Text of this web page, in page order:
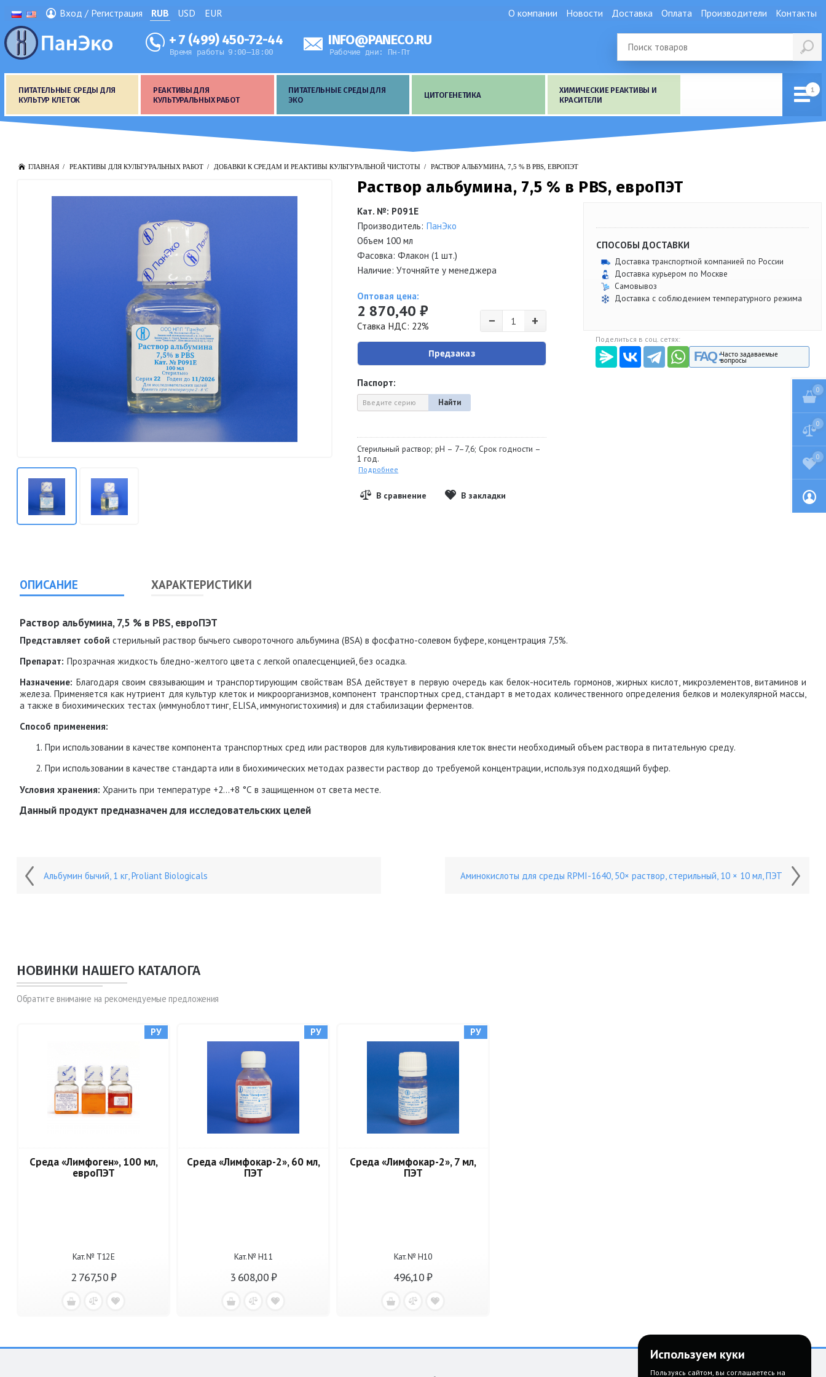
Используем куки
Пользуясь сайтом, вы соглашаетесь на
Вход / Регистрация RUB USD EUR О компании Новости Доставка Оплата Производители Контакты
+ 7 (499) 450-72-44
Время работы 9:00–18:00
INFO@PANECO.RU
Рабочие дни: Пн-Пт
ПИТАТЕЛЬНЫЕ СРЕДЫ ДЛЯ
КУЛЬТУР КЛЕТОК
РЕАКТИВЫ ДЛЯ
КУЛЬТУРАЛЬНЫХ РАБОТ
ПИТАТЕЛЬНЫЕ СРЕДЫ ДЛЯ
ЭКО
ЦИТОГЕНЕТИКА
ХИМИЧЕСКИЕ РЕАКТИВЫ И
КРАСИТЕЛИ
ГЛАВНАЯ РЕАКТИВЫ ДЛЯ КУЛЬТУРАЛЬНЫХ РАБОТ ДОБАВКИ К СРЕДАМ И РЕАКТИВЫ КУЛЬТУРАЛЬНОЙ ЧИСТОТЫ РАСТВОР АЛЬБУМИНА, 7,5 % В PBS, ЕВРОПЭТ
Раствор альбумина, 7,5 % в PBS, евроПЭТ
Кат. №: Р091Е
Производитель: ПанЭко
Объем 100 мл
Фасовка: Флакон (1 шт.)
Наличие: Уточняйте у менеджера
Оптовая цена:
2 870,40 ₽
Ставка НДС: 22% − +
Предзаказ
Паспорт:
Найти
Стерильный раствор; pH – 7–7,6; Срок годности –
1 год.
Подробнее
СПОСОБЫ ДОСТАВКИ
Доставка транспортной компанией по России
Доставка курьером по Москве
Самовывоз
Доставка с соблюдением температурного режима
Поделиться в соц. сетях:
FAQ :Часто задаваемые
вопросы
ОПИСАНИЕ ХАРАКТЕРИСТИКИ
Раствор альбумина, 7,5 % в PBS, евроПЭТ
Представляет собой стерильный раствор бычьего сывороточного альбумина (BSA) в фосфатно-солевом буфере, концентрация 7,5%.
Препарат: Прозрачная жидкость бледно-желтого цвета с легкой опалесценцией, без осадка.
Назначение: Благодаря своим связывающим и транспортирующим свойствам BSA действует в первую очередь как белок-носитель гормонов, жирных кислот, микроэлементов, витаминов и
железа. Применяется как нутриент для культур клеток и микроорганизмов, компонент транспортных сред, стандарт в методах количественного определения белков и молекулярной массы,
а также в биохимических тестах (иммуноблоттинг, ELISA, иммуногистохимия) и для стабилизации ферментов.
Способ применения:
При использовании в качестве компонента транспортных сред или растворов для культивирования клеток внести необходимый объем раствора в питательную среду.
При использовании в качестве стандарта или в биохимических методах развести раствор до требуемой концентрации, используя подходящий буфер.
Условия хранения: Хранить при температуре +2...+8 °С в защищенном от света месте.
Данный продукт предназначен для исследовательских целей
Альбумин бычий, 1 кг, Proliant Biologicals Аминокислоты для среды RPMI-1640, 50× раствор, стерильный, 10 × 10 мл, ПЭТ
НОВИНКИ НАШЕГО КАТАЛОГА
Обратите внимание на рекомендуемые предложения
РУ
Среда «Лимфоген», 100 мл,
евроПЭТ
Кат. № Т12Е
2 767,50 ₽
РУ
Среда «Лимфокар-2», 60 мл,
ПЭТ
Кат. № Н11
3 608,00 ₽
РУ
Среда «Лимфокар-2», 7 мл,
ПЭТ
Кат. № Н10
496,10 ₽
0
0
0